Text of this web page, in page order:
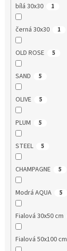
bílá 30x30 1
černá 30x30 1
OLD ROSE 5
SAND 5
OLIVE 5
PLUM 5
STEEL 5
CHAMPAGNE 5
Modrá AQUA 5
Fialová 30x50 cm
Fialová 50x100 cm